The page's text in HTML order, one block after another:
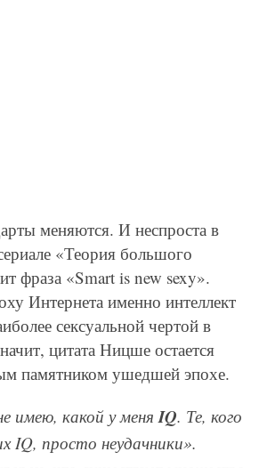
меняются. И неспроста в
«Теория большого
фраза «Smart is new sexy».
Интернета именно интеллект
сексуальной чертой в
цитата Ницше остается
памятником ушедшей эпохе.
имею, какой у меняIQ. Те, кого
IQ, просто неудачники».